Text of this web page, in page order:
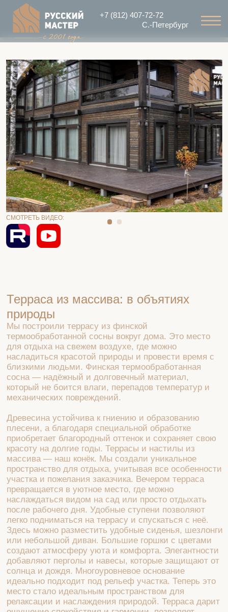
С.-Петербург
+7 (812) 407-72-72
Терраса из массива: в объятиях
насладиться красотой природы и провести время с
близкими людьми. Финская термообработанная
сосна — надёжный и долговечный материал,
который не боится влаги, перепадов температур и
механических повреждений.
Древесина устойчива к гниению и образованию
плесени, а благодаря специальной обработке
приобретает благородный оттенок и сохраняет свою
красоту на долгие годы. Террасы и настилы из
массива — наш конёк. Мы создали уникальное
пространство для отдыха, учитывая все особенности
участка и пожелания заказчика. Вечером терраса
наслаждаться видом на сад или просто отдыхать
после рабочего дня. Удобные ступени позволяют
легко подниматься на террасу и спускаться с неё.
Здесь можно разместить удобные сиденья, шезлонги
или небольшой диван. Большие горшки с цветами
создают атмосферу уюта и комфорта. Элегантности
добавляют перголы и навесы, которые защищают от
солнца и дождя. Многоуровневое основание
идеально подходит под рельеф участка. Теперь это
место стало идеальным пространством для
релаксации и наслаждения природой. Терраса дарит
ощущение спокойствия и гармонии, позволяет
забыть о повседневных заботах и насладиться
моментом.
ДЕТАЛИ ПРОЕКТА
Тип: 3000 х 2500 х 2500
Площадь: Термососна
Формат: Термососна
Гео: Термососна
Материал:
Термососна
Срок реализации:
Термососна
Стоимость проекта: Термососна
СМОТРЕТЬ ВИДЕО: